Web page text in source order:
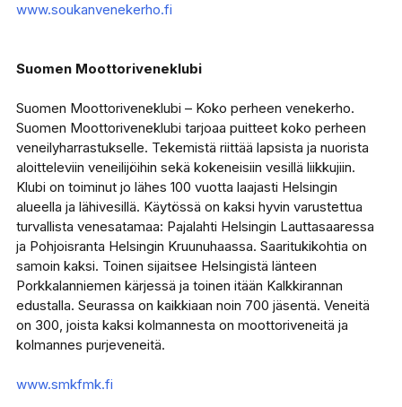
www.soukanvenekerho.fi
Suomen Moottoriveneklubi
Suomen Moottoriveneklubi – Koko perheen venekerho.
Suomen Moottoriveneklubi tarjoaa puitteet koko perheen
veneilyharrastukselle. Tekemistä riittää lapsista ja nuorista
aloitteleviin veneilijöihin sekä kokeneisiin vesillä liikkujiin.
Klubi on toiminut jo lähes 100 vuotta laajasti Helsingin
alueella ja lähivesillä. Käytössä on kaksi hyvin varustettua
turvallista venesatamaa: Pajalahti Helsingin Lauttasaaressa
ja Pohjoisranta Helsingin Kruunuhaassa. Saaritukikohtia on
samoin kaksi. Toinen sijaitsee Helsingistä länteen
Porkkalanniemen kärjessä ja toinen itään Kalkkirannan
edustalla. Seurassa on kaikkiaan noin 700 jäsentä. Veneitä
on 300, joista kaksi kolmannesta on moottoriveneitä ja
kolmannes purjeveneitä.
www.smkfmk.fi